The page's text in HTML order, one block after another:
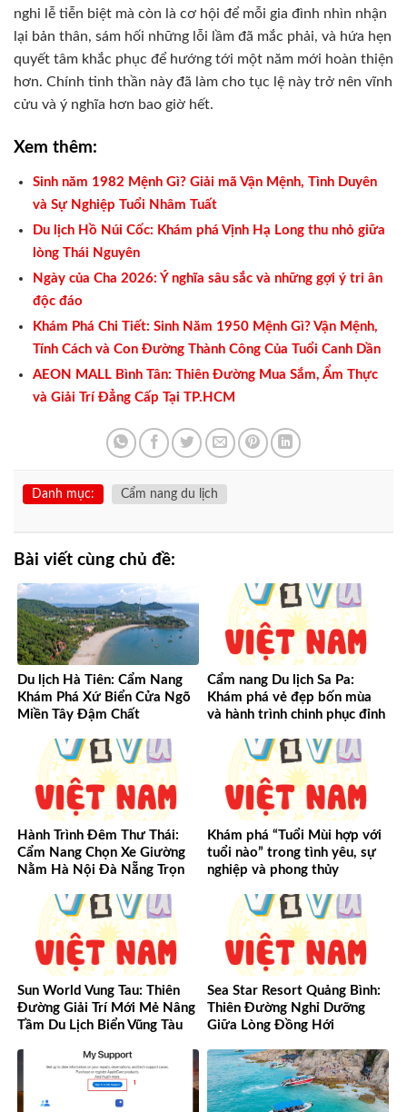
nghi lễ tiễn biệt mà còn là cơ hội để mỗi gia đình nhìn nhận
lại bản thân, sám hối những lỗi lầm đã mắc phải, và hứa hẹn
quyết tâm khắc phục để hướng tới một năm mới hoàn thiện
hơn. Chính tinh thần này đã làm cho tục lệ này trở nên vĩnh
cửu và ý nghĩa hơn bao giờ hết.
Xem thêm:
Sinh năm 1982 Mệnh Gì? Giải mã Vận Mệnh, Tình Duyên
và Sự Nghiệp Tuổi Nhâm Tuất
Du lịch Hồ Núi Cốc: Khám phá Vịnh Hạ Long thu nhỏ giữa
lòng Thái Nguyên
Ngày của Cha 2026: Ý nghĩa sâu sắc và những gợi ý tri ân
độc đáo
Khám Phá Chi Tiết: Sinh Năm 1950 Mệnh Gì? Vận Mệnh,
Tính Cách và Con Đường Thành Công Của Tuổi Canh Dần
AEON MALL Bình Tân: Thiên Đường Mua Sắm, Ẩm Thực
và Giải Trí Đẳng Cấp Tại TP.HCM
Danh mục: Cẩm nang du lịch
Bài viết cùng chủ đề:
Du lịch Hà Tiên: Cẩm Nang
Khám Phá Xứ Biển Cửa Ngõ
Miền Tây Đậm Chất
Cẩm nang Du lịch Sa Pa:
Khám phá vẻ đẹp bốn mùa
và hành trình chinh phục đỉnh
Hành Trình Đêm Thư Thái:
Cẩm Nang Chọn Xe Giường
Nằm Hà Nội Đà Nẵng Trọn
Khám phá “Tuổi Mùi hợp với
tuổi nào” trong tình yêu, sự
nghiệp và phong thủy
Sun World Vung Tau: Thiên
Đường Giải Trí Mới Mẻ Nâng
Tầm Du Lịch Biển Vũng Tàu
Sea Star Resort Quảng Bình:
Thiên Đường Nghỉ Dưỡng
Giữa Lòng Đồng Hới